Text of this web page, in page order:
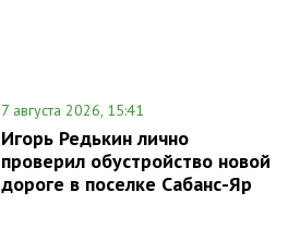
7 августа 2026, 15:41
Игорь Редькин лично
проверил обустройство новой
дороге в поселке Сабанс-Яр